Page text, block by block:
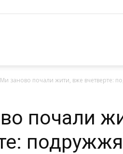
Ми заново почали жити, вже вчетверте:
почали